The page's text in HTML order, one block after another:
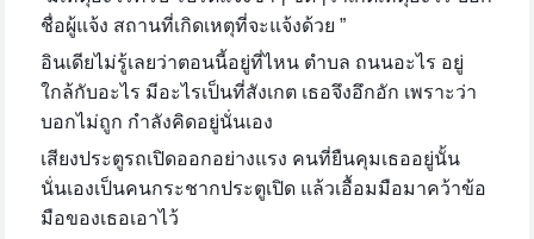
ชื่อผู้แจ้ง สถานที่เกิดเหตุที่จะแจ้งด้วย ”
อินเดียไม่รู้เลยว่าตอนนี้อยู่ที่ไหน ตำบล ถนนอะไร อยู่
ใกล้กับอะไร มีอะไรเป็นที่สังเกต เธอจึงอึกอัก เพราะว่า
บอกไม่ถูก กำลังคิดอยู่นั่นเอง
เสียงประตูรถเปิดออกอย่างแรง คนที่ยืนคุมเธออยู่นั้น
นั่นเองเป็นคนกระชากประตูเปิด แล้วเอื้อมมือมาคว้าข้อ
มือของเธอเอาไว้